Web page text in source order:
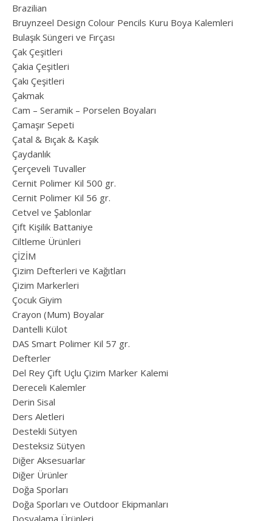
Brazilian
Bruynzeel Design Colour Pencils Kuru Boya Kalemleri
Bulaşık Süngeri ve Fırçası
Çak Çeşitleri
Çakia Çeşitleri
Çakı Çeşitleri
Çakmak
Cam – Seramik – Porselen Boyaları
Çamaşır Sepeti
Çatal & Bıçak & Kaşık
Çaydanlık
Çerçeveli Tuvaller
Cernit Polimer Kil 500 gr.
Cernit Polimer Kil 56 gr.
Cetvel ve Şablonlar
Çift Kişilik Battaniye
Ciltleme Ürünleri
ÇİZİM
Çizim Defterleri ve Kağıtları
Çizim Markerleri
Çocuk Giyim
Crayon (Mum) Boyalar
Dantelli Külot
DAS Smart Polimer Kil 57 gr.
Defterler
Del Rey Çift Uçlu Çizim Marker Kalemi
Dereceli Kalemler
Derin Sisal
Ders Aletleri
Destekli Sütyen
Desteksiz Sütyen
Diğer Aksesuarlar
Diğer Ürünler
Doğa Sporları
Doğa Sporları ve Outdoor Ekipmanları
Dosyalama Ürünleri